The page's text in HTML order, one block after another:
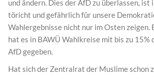
und ändern. Dies der AfD zu überlassen, ist
töricht und gefährlich für unsere
Wahlergebnisse nicht nur im Osten zeigen.
hat es in BAWÜ Wahlkreise mit bis zu 15%
AfD gegeben.
Hat sich der Zentralrat der Muslime schon